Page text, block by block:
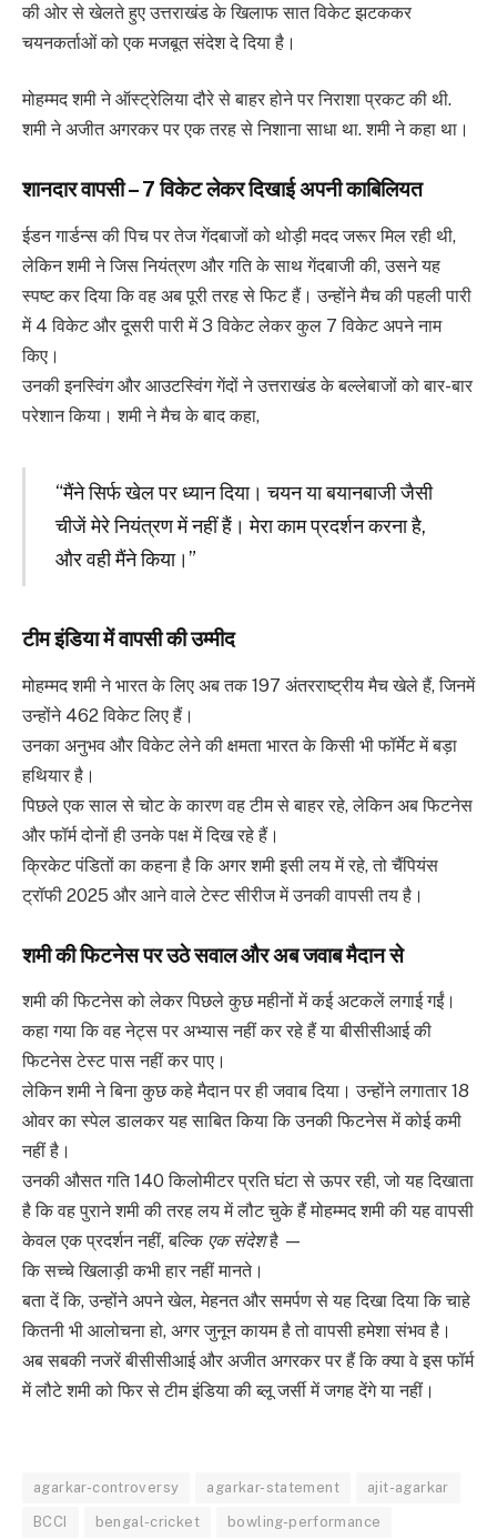
की ओर से खेलते हुए उत्तराखंड के खिलाफ सात विकेट झटककर
चयनकर्ताओं को एक मजबूत संदेश दे दिया है।
मोहम्मद शमी ने ऑस्ट्रेलिया दौरे से बाहर होने पर निराशा प्रकट की थी.
शमी ने अजीत अगरकर पर एक तरह से निशाना साधा था. शमी ने कहा था।
शानदार वापसी – 7 विकेट लेकर दिखाई अपनी काबिलियत
ईडन गार्डन्स की पिच पर तेज गेंदबाजों को थोड़ी मदद जरूर मिल रही थी,
लेकिन शमी ने जिस नियंत्रण और गति के साथ गेंदबाजी की, उसने यह
स्पष्ट कर दिया कि वह अब पूरी तरह से फिट हैं। उन्होंने मैच की पहली पारी
में 4 विकेट और दूसरी पारी में 3 विकेट लेकर कुल 7 विकेट अपने नाम
किए।
उनकी इनस्विंग और आउटस्विंग गेंदों ने उत्तराखंड के बल्लेबाजों को बार-बार
परेशान किया। शमी ने मैच के बाद कहा,
“मैंने सिर्फ खेल पर ध्यान दिया। चयन या बयानबाजी जैसी
चीजें मेरे नियंत्रण में नहीं हैं। मेरा काम प्रदर्शन करना है,
और वही मैंने किया।”
टीम इंडिया में वापसी की उम्मीद
मोहम्मद शमी ने भारत के लिए अब तक 197 अंतरराष्ट्रीय मैच खेले हैं, जिनमें
उन्होंने 462 विकेट लिए हैं।
उनका अनुभव और विकेट लेने की क्षमता भारत के किसी भी फॉर्मेट में बड़ा
हथियार है।
पिछले एक साल से चोट के कारण वह टीम से बाहर रहे, लेकिन अब फिटनेस
और फॉर्म दोनों ही उनके पक्ष में दिख रहे हैं।
क्रिकेट पंडितों का कहना है कि अगर शमी इसी लय में रहे, तो चैंपियंस
ट्रॉफी 2025 और आने वाले टेस्ट सीरीज में उनकी वापसी तय है।
शमी की फिटनेस पर उठे सवाल और अब जवाब मैदान से
शमी की फिटनेस को लेकर पिछले कुछ महीनों में कई अटकलें लगाई गईं।
कहा गया कि वह नेट्स पर अभ्यास नहीं कर रहे हैं या बीसीसीआई की
फिटनेस टेस्ट पास नहीं कर पाए।
लेकिन शमी ने बिना कुछ कहे मैदान पर ही जवाब दिया। उन्होंने लगातार 18
ओवर का स्पेल डालकर यह साबित किया कि उनकी फिटनेस में कोई कमी
नहीं है।
उनकी औसत गति 140 किलोमीटर प्रति घंटा से ऊपर रही, जो यह दिखाता
है कि वह पुराने शमी की तरह लय में लौट चुके हैं मोहम्मद शमी की यह वापसी
केवल एक प्रदर्शन नहीं, बल्किएक संदेशहै —
कि सच्चे खिलाड़ी कभी हार नहीं मानते।
बता दें कि, उन्होंने अपने खेल, मेहनत और समर्पण से यह दिखा दिया कि चाहे
कितनी भी आलोचना हो, अगर जुनून कायम है तो वापसी हमेशा संभव है।
अब सबकी नजरें बीसीसीआई और अजीत अगरकर पर हैं कि क्या वे इस फॉर्म
में लौटे शमी को फिर से टीम इंडिया की ब्लू जर्सी में जगह देंगे या नहीं।
agarkar-controversy agarkar-statement ajit-agarkar
BCCI bengal-cricket bowling-performance